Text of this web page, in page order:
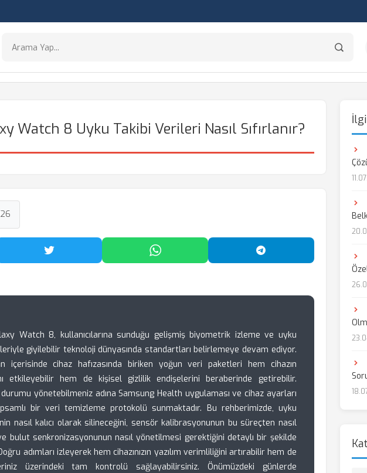
Watch 8 Uyku Takibi Verileri Nasıl Sıfırlanır?
Paylaş Twitter'da Paylaş WhatsApp'ta Paylaş Telegram'da Paylaş
Watch 8, kullanıcılarına sunduğu gelişmiş biyometrik izleme ve uyku
giyilebilir teknoloji dünyasında standartları belirlemeye devam ediyor.
içerisinde cihaz hafızasında biriken yoğun veri paketleri hem cihazın
etkileyebilir hem de kişisel gizlilik endişelerini beraberinde getirebilir.
yönetebilmeniz adına Samsung Health uygulaması ve cihaz ayarları
bir veri temizleme protokolü sunmaktadır. Bu rehberimizde, uyku
nasıl kalıcı olarak silineceğini, sensör kalibrasyonunun bu süreçten nasıl
bulut senkronizasyonunun nasıl yönetilmesi gerektiğini detaylı bir şekilde
adımları izleyerek hem cihazınızın yazılım verimliliğini artırabilir hem de
üzerindeki tam kontrolü sağlayabilirsiniz. Önümüzdeki günlerde